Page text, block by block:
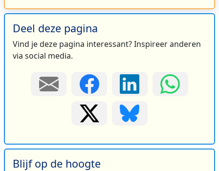
Deel deze pagina
Vind je deze pagina interessant? Inspireer anderen
via social media.
Blijf op de hoogte